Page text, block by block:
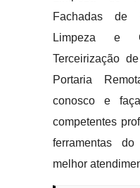
Fachadas de
Limpeza e
Terceirização
Portaria
conosco e
competentes
ferramentas
melhor